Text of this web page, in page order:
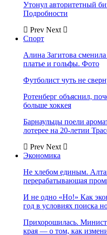
Утонул авторитетный
Подробности
Prev Next
Спорт
Алина Загитова
платье и гольфы. Фото
Футболист чуть не
Ротенберг объяснил,
больше хоккея
Барнаульцы поели
лотерее на 20-летии
Prev Next
Экономика
Не хлебом единым.
перерабатывающая
И не одно «Но!» Как
год в условиях поиска
Прихорошилась.
края — о том, как